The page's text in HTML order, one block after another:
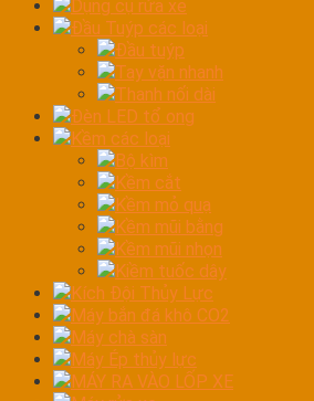
Dụng cụ rửa xe
Đầu Tuýp các loại
Đầu tuýp
Tay vặn nhanh
Thanh nối dài
Đèn LED tổ ong
Kềm các loại
Bộ kìm
Kềm cắt
Kềm mỏ quạ
Kềm mũi bằng
Kềm mũi nhọn
Kiềm tuốc dây
Kích Đội Thủy Lực
Máy bắn đá khô CO2
Máy chà sàn
Máy Ép thủy lực
MÁY RA VÀO LỐP XE